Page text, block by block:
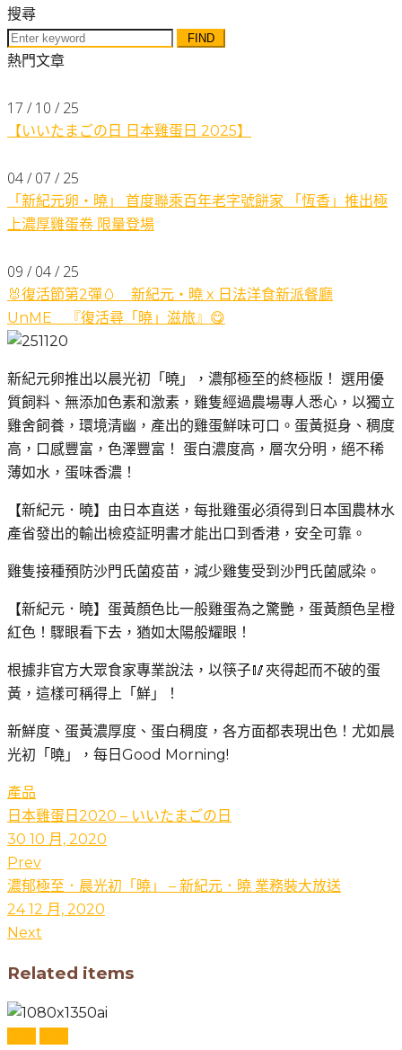
搜尋
Search
for:
熱門文章
17 / 10 / 25
【いいたまごの日 日本雞蛋日 2025】
04 / 07 / 25
「新紀元卵・曉」 首度聯乘百年老字號餅家 「恆香」推出極
上濃厚雞蛋卷 限量登場
09 / 04 / 25
🐰復活節第2彈🥚 新紀元・曉 x 日法洋食新派餐廳
UnME 『復活尋「曉」滋旅』😋
新紀元卵推出以晨光初「曉」，濃郁極至的終極版！ 選用優
質飼料、無添加色素和激素，雞隻經過農場專人悉心，以獨立
雞舍飼養，環境清幽，產出的雞蛋鮮味可口。蛋黃挺身、稠度
高，口感豐富，色澤豐富！ 蛋白濃度高，層次分明，絕不稀
薄如水，蛋味香濃！
【新紀元．曉】由日本直送，每批雞蛋必須得到日本国農林水
產省發出的輸出檢疫証明書才能出口到香港，安全可靠。
雞隻接種預防沙門氏菌疫苗，減少雞隻受到沙門氏菌感染。
【新紀元．曉】蛋黃顏色比一般雞蛋為之驚艷，蛋黃顏色呈橙
紅色！驟眼看下去，猶如太陽般耀眼！
根據非官方大眾食家專業說法，以筷子🥢夾得起而不破的蛋
黃，這樣可稱得上「鮮」！
新鮮度、蛋黃濃厚度、蛋白稠度，各方面都表現出色！尤如晨
光初「曉」，每日Good Morning!
產品
日本雞蛋日2020 – いいたまごの日
30 10 月, 2020
Prev
濃郁極至．晨光初「曉」 – 新紀元．曉 業務裝大放送
24 12 月, 2020
Next
Related items